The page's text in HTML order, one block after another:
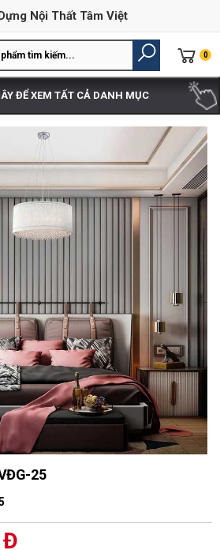
Nội Thất Tâm Việt
0
ĐỂ XEM TẤT CẢ DANH MỤC
25
Đ